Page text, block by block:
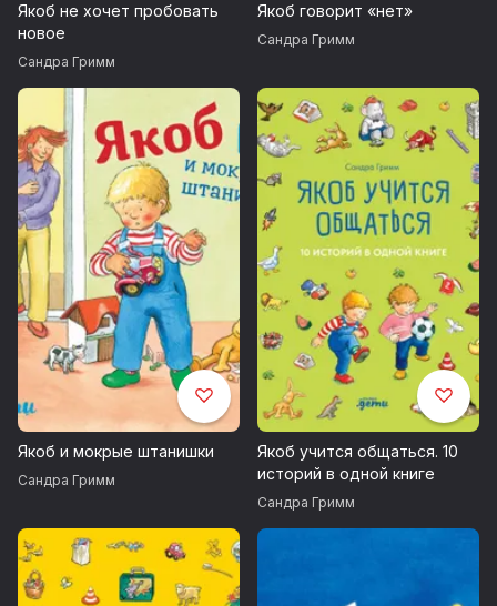
Якоб не хочет пробовать
новое
Сандра Гримм
Якоб говорит «нет»
Сандра Гримм
Якоб и мокрые штанишки
Сандра Гримм
Якоб учится общаться. 10
историй в одной книге
Сандра Гримм